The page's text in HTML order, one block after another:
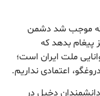
که موجب شد دشمن
بدهد که
ملت ایران است؛
اعتمادی نداریم.
به میانگین سنّی ۲۶ ساله دانشمندان دخیل در